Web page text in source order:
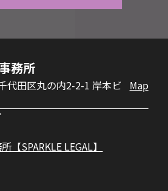
務所
代田区丸の内2-2-1 岸本ビ
Map
【SPARKLE LEGAL】